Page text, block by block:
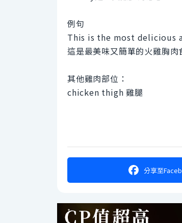
例句
This is the most delicious
這是最美味又簡單的火雞胸肉
其他雞肉部位：
chicken thigh 雞腿
分享至